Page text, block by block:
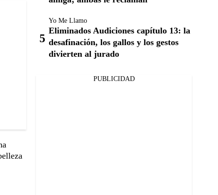
Yo Me Llamo
Eliminados Audiciones capítulo 13: la
desafinación, los gallos y los gestos
divierten al jurado
PUBLICIDAD